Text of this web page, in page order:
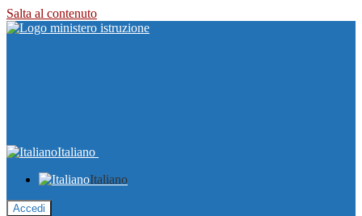
Salta al contenuto
Italiano
Italiano
Accedi